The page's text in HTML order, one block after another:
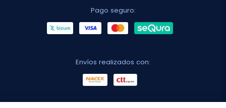
Pago seguro:
Envíos realizados con: